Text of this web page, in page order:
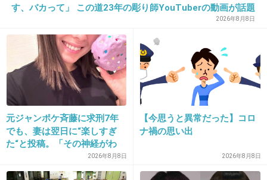
30. 匿名 2021/03/22(月) 09:50:30
だるそう
+34 -1
31. 匿名 2021/03/22(月) 09:50:46
このご時世だから潔癖なら逆に
家に友達呼ばないと思うが
す、バカって」 この道23年の彫り師YouTuberの動画が話題
2026年8月8日
元ジャンポケ斉藤に求刑7年
でも、妻は翌日に“楽しすぎ
た“と投稿。「その神経がわ
2026年8月8日
【今思うと異常だった】コロ
ナ禍の思い出
2026年8月8日